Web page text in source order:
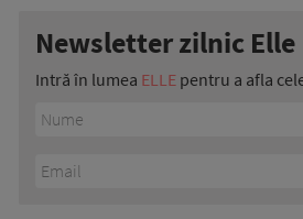
Newsletter zilnic Elle
Intră în lumea ELLE pentru a afla